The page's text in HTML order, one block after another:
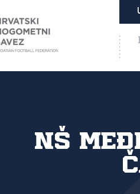
NŠ